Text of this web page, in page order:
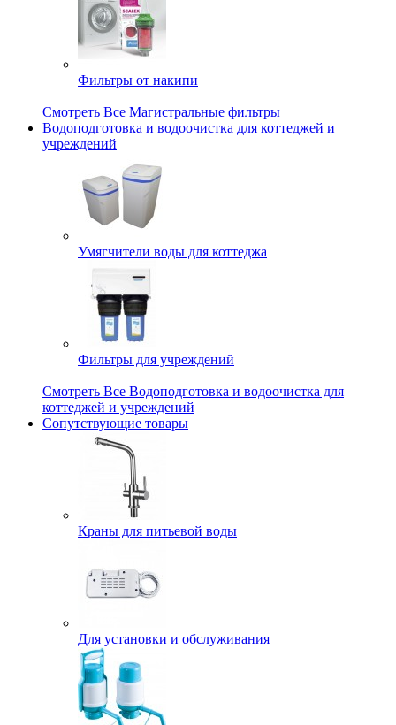
Фильтры от накипи
Смотреть Все Магистральные фильтры
Водоподготовка и водоочистка для коттеджей и
учреждений
Умягчители воды для коттеджа
Фильтры для учреждений
Смотреть Все Водоподготовка и водоочистка для
коттеджей и учреждений
Сопутствующие товары
Краны для питьевой воды
Для установки и обслуживания